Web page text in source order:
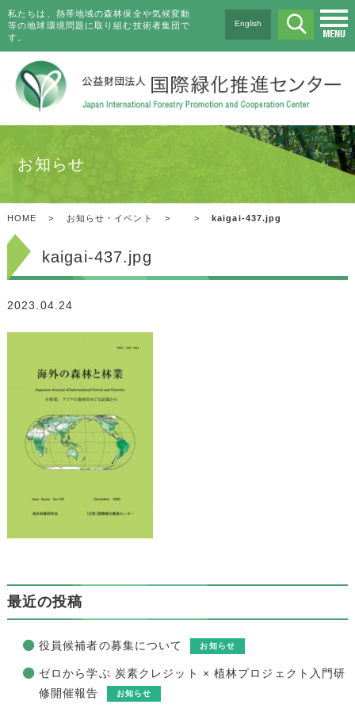
私たちは、熱帯地域の森林保全や気候変動
等の地球環境問題に取り組む技術者集団で
す。
English
お知らせ
HOME > お知らせ・イベント > > kaigai-437.jpg
kaigai-437.jpg
2023.04.24
最近の投稿
役員候補者の募集について お知らせ
ゼロから学ぶ 炭素クレジット × 植林プロジェクト入門研
修開催報告
お知らせ